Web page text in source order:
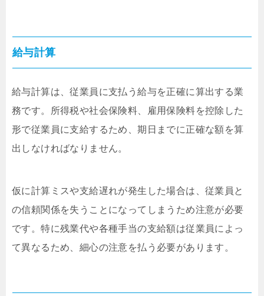
給与計算
給与計算は、従業員に支払う給与を正確に算出する業
務です。所得税や社会保険料、雇用保険料を控除した
形で従業員に支給するため、期日までに正確な額を算
出しなければなりません。
仮に計算ミスや支給遅れが発生した場合は、従業員と
の信頼関係を失うことになってしまうため注意が必要
です。特に残業代や各種手当の支給額は従業員によっ
て異なるため、細心の注意を払う必要があります。